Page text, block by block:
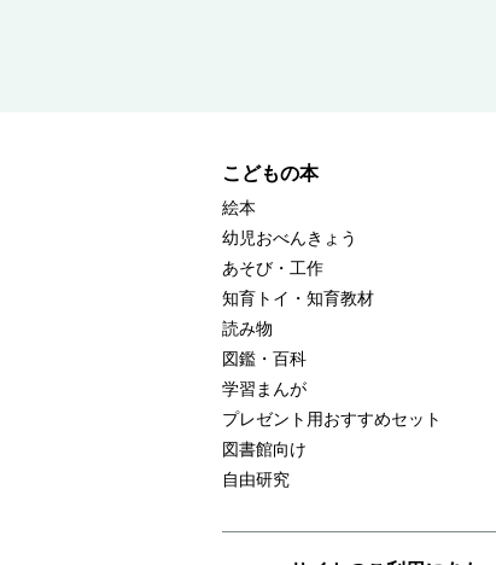
こどもの本
絵本
幼児おべんきょう
あそび・工作
知育トイ・知育教材
読み物
図鑑・百科
学習まんが
プレゼント用おすすめセット
図書館向け
自由研究